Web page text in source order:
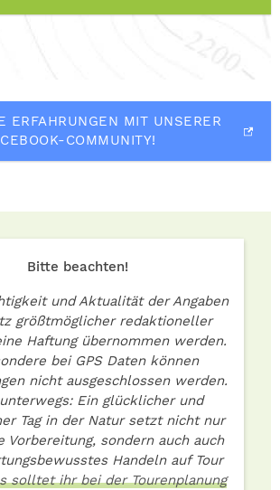
ERFAHRUNGEN MIT UNSERER
COMMUNITY!
Bitte beachten!
und Aktualität der Angaben
größtmöglicher redaktioneller
Haftung übernommen werden.
bei GPS Daten können
nicht ausgeschlossen werden.
Ein glücklicher und
Tag in der Natur setzt nicht nur
Vorbereitung, sondern auch auch
Handeln auf Tour
solltet ihr bei der Tourenplanung